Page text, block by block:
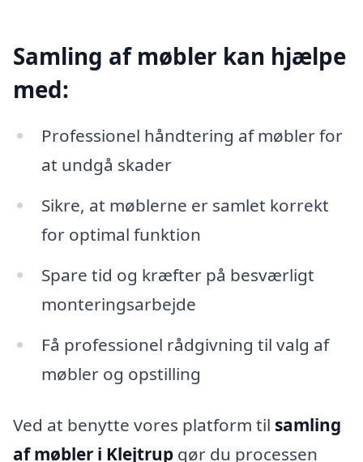
Samling af møbler kan hjælpe
med:
Professionel håndtering af møbler for
at undgå skader
Sikre, at møblerne er samlet korrekt
for optimal funktion
Spare tid og kræfter på besværligt
monteringsarbejde
Få professionel rådgivning til valg af
møbler og opstilling
Ved at benytte vores platform til samling
af møbler i Klejtrup gør du processen